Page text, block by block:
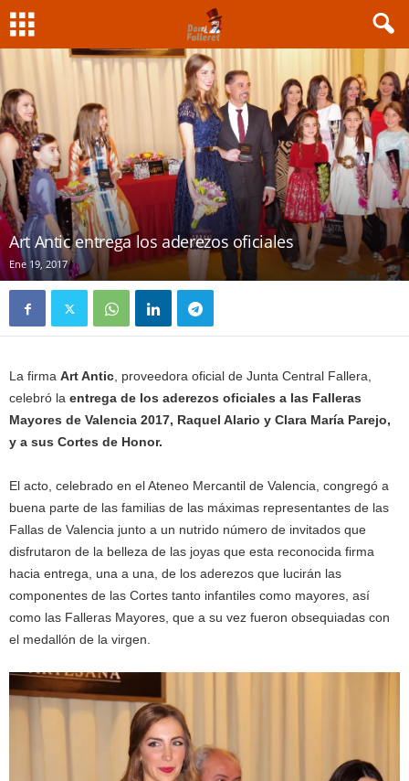
Art Antic entrega los aderezos oficiales
Ene 19, 2017
La firma Art Antic, proveedora oficial de Junta Central Fallera,
celebró la entrega de los aderezos oficiales a las Falleras
Mayores de Valencia 2017, Raquel Alario y Clara María Parejo,
y a sus Cortes de Honor.
El acto, celebrado en el Ateneo Mercantil de Valencia, congregó a
buena parte de las familias de las máximas representantes de las
Fallas de Valencia junto a un nutrido número de invitados que
disfrutaron de la belleza de las joyas que esta reconocida firma
hacia entrega, una a una, de los aderezos que lucirán las
componentes de las Cortes tanto infantiles como mayores, así
como las Falleras Mayores, que a su vez fueron obsequiadas con
el medallón de la virgen.